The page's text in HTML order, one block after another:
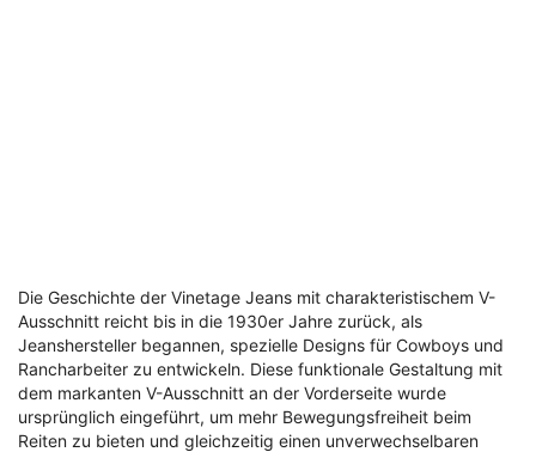
Die Geschichte der Vinetage Jeans mit charakteristischem V-
Ausschnitt reicht bis in die 1930er Jahre zurück, als
Jeanshersteller begannen, spezielle Designs für Cowboys und
Rancharbeiter zu entwickeln. Diese funktionale Gestaltung mit
dem markanten V-Ausschnitt an der Vorderseite wurde
ursprünglich eingeführt, um mehr Bewegungsfreiheit beim
Reiten zu bieten und gleichzeitig einen unverwechselbaren